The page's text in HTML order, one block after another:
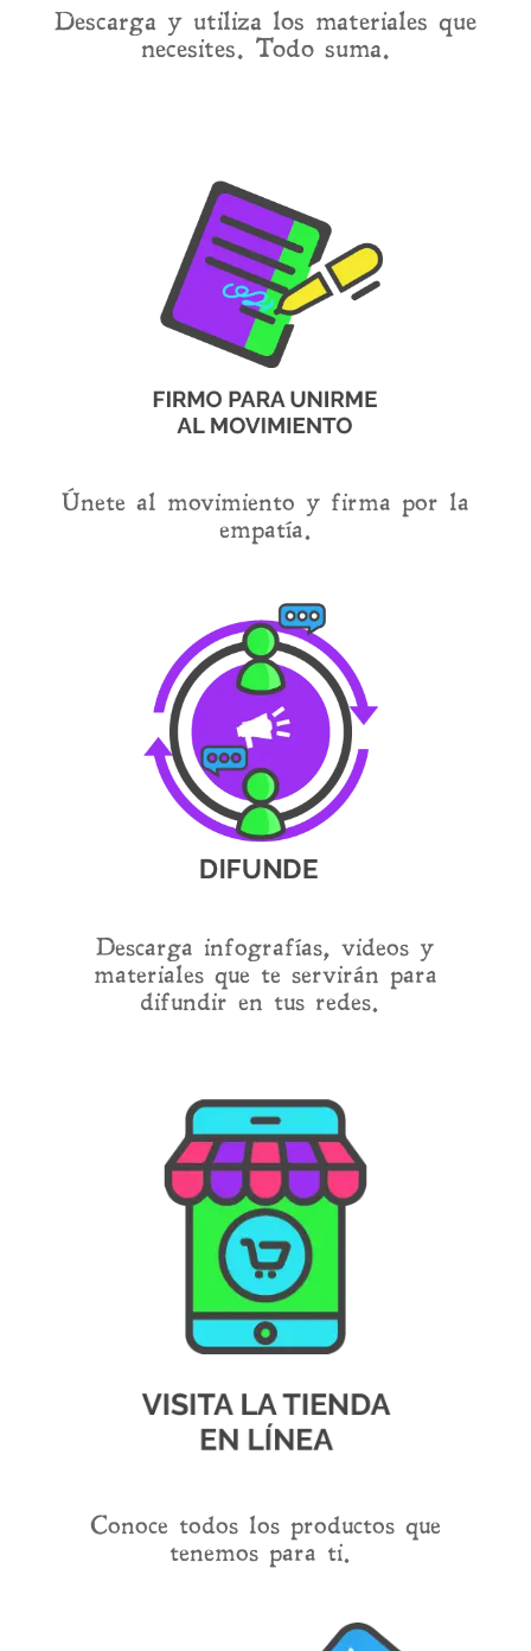
Descarga y utiliza los materiales que
necesites. Todo suma.
Únete al movimiento y firma por la
empatía.
Descarga infografías, videos y
materiales que te servirán para
difundir en tus redes.
Conoce todos los productos que
tenemos para ti.